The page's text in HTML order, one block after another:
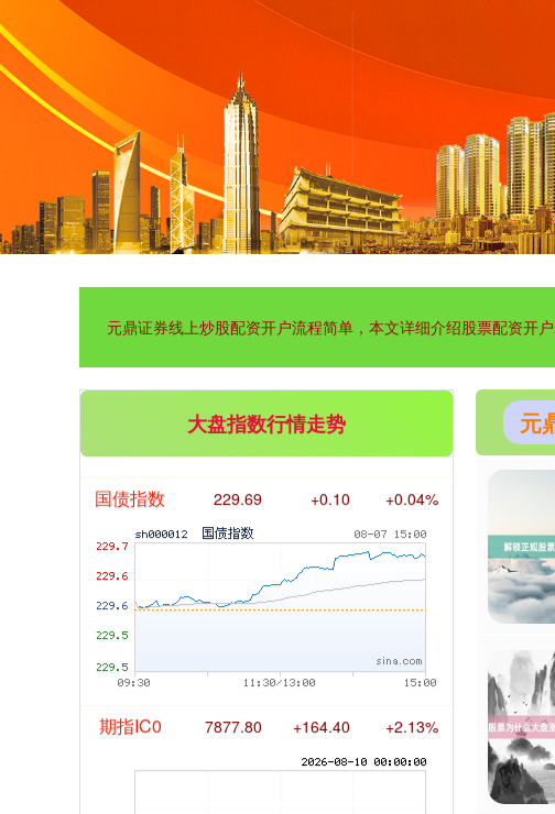
元鼎证券线上炒股配资开户流程简单，本文详细介绍股票配资开
元
大盘指数行情走势
创业板指 3563.12
基金指数 7242.10 +12.30 +0.17%
国债指数 229.69